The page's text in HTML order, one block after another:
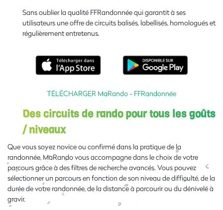
Sans oublier la qualité FFRandonnée qui garantit à ses
utilisateurs une offre de circuits balisés, labellisés, homologués et
régulièrement entretenus.
TÉLÉCHARGER MaRando - FFRandonnée
Des circuits de rando pour tous les goûts
/ niveaux
Que vous soyez novice ou confirmé dans la pratique de la
randonnée, MaRando vous accompagne dans le choix de votre
parcours grâce à des filtres de recherche avancés. Vous pouvez
sélectionner un parcours en fonction de son niveau de difficulté, de la
durée de votre randonnée, de la distance à parcourir ou du dénivelé à
gravir.